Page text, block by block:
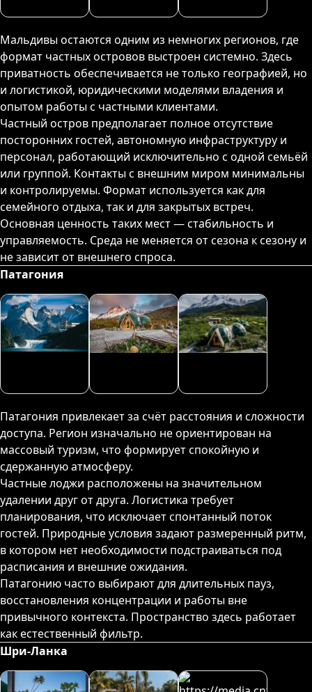
Мальдивы остаются одним из немногих регионов, где
формат частных островов выстроен системно. Здесь
приватность обеспечивается не только географией, но
и логистикой, юридическими моделями владения и
опытом работы с частными клиентами.
Частный остров предполагает полное отсутствие
посторонних гостей, автономную инфраструктуру и
персонал, работающий исключительно с одной семьёй
или группой. Контакты с внешним миром минимальны
и контролируемы. Формат используется как для
семейного отдыха, так и для закрытых встреч.
Основная ценность таких мест — стабильность и
управляемость. Среда не меняется от сезона к сезону и
не зависит от внешнего спроса.
Патагония
Патагония привлекает за счёт расстояния и сложности
доступа. Регион изначально не ориентирован на
массовый туризм, что формирует спокойную и
сдержанную атмосферу.
Частные лоджи расположены на значительном
удалении друг от друга. Логистика требует
планирования, что исключает спонтанный поток
гостей. Природные условия задают размеренный ритм,
в котором нет необходимости подстраиваться под
расписания и внешние ожидания.
Патагонию часто выбирают для длительных пауз,
восстановления концентрации и работы вне
привычного контекста. Пространство здесь работает
как естественный фильтр.
Шри-Ланка